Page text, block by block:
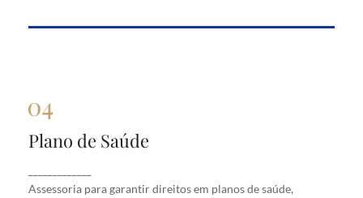
Plano de Saúde
Assessoria para garantir direitos em planos de saúde,
Plano de Saúde
saúde, incluindo negativas de cobertura, reajustes
indevidos e acesso a tratamentos essenciais para a